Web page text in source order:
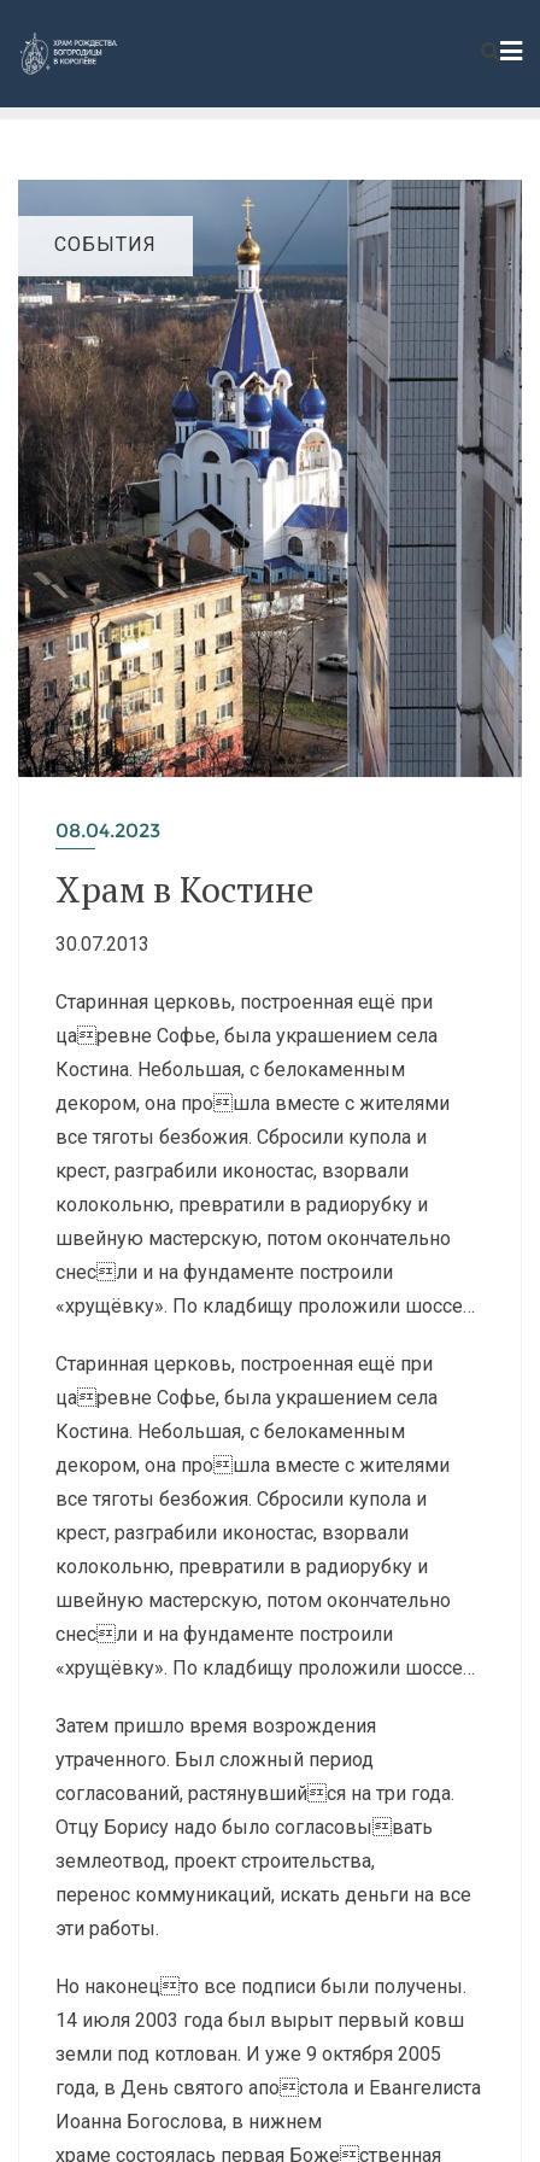
СОБЫТИЯ
08.04.2023
Храм в Костине
30.07.2013
Старинная церковь, построенная ещё при
царевне Софье, была украшением села
Костина. Небольшая, с белокаменным
декором, она прошла вместе с жителями
все тяготы безбожия. Сбросили купола и
крест, разграбили иконостас, взорвали
колокольню, превратили в радиорубку и
швейную мастерскую, потом окончательно
снесли и на фундаменте построили
«хрущёвку». По кладбищу проложили шоссе…
Старинная церковь, построенная ещё при
царевне Софье, была украшением села
Костина. Небольшая, с белокаменным
декором, она прошла вместе с жителями
все тяготы безбожия. Сбросили купола и
крест, разграбили иконостас, взорвали
колокольню, превратили в радиорубку и
швейную мастерскую, потом окончательно
снесли и на фундаменте построили
«хрущёвку». По кладбищу проложили шоссе…
Затем пришло время возрождения
утраченного. Был сложный период
согласований, растянувшийся на три года.
Отцу Борису надо было согласовывать
землеотвод, проект строительства,
перенос коммуникаций, искать деньги на все
эти работы.
Но наконецто все подписи были получены.
14 июля 2003 года был вырыт первый ковш
земли под котлован. И уже 9 октября 2005
года, в День святого апостола и Евангелиста
Иоанна Богослова, в нижнем
храме состоялась первая Божественная